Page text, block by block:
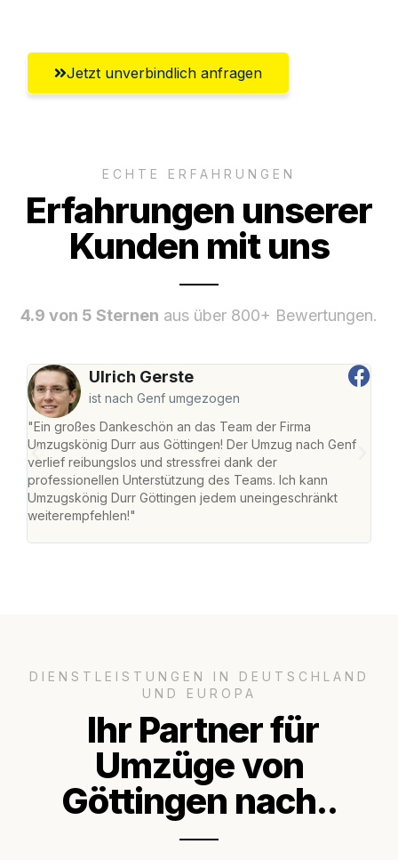
Jetzt unverbindlich anfragen
ECHTE ERFAHRUNGEN
Erfahrungen unserer
Kunden mit uns
4.9 von 5 Sternen aus über 800+ Bewertungen.
Ulrich Gerste
ist nach Genf umgezogen
"Ein großes Dankeschön an das Team der Firma
Umzugskönig Durr aus Göttingen! Der Umzug nach Genf
verlief reibungslos und stressfrei dank der
professionellen Unterstützung des Teams. Ich kann
Umzugskönig Durr Göttingen jedem uneingeschränkt
weiterempfehlen!"
DIENSTLEISTUNGEN IN DEUTSCHLAND
UND EUROPA
Ihr Partner für
Umzüge von
Göttingen nach..